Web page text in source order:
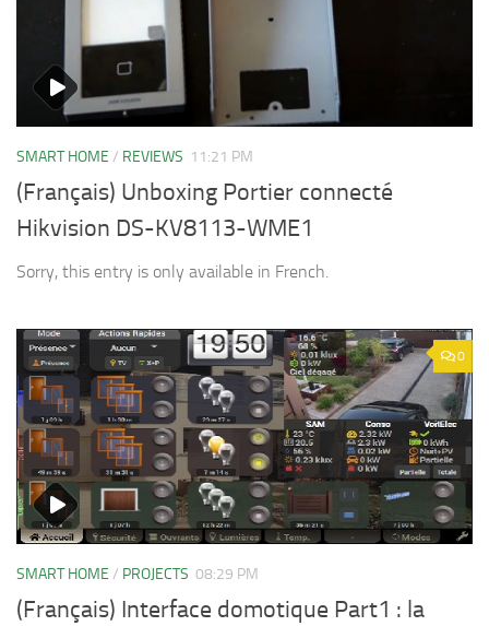
SMART HOME / REVIEWS 11:21 PM
(Français) Unboxing Portier connecté
Hikvision DS-KV8113-WME1
Sorry, this entry is only available in French.
0
SMART HOME / PROJECTS 08:29 PM
(Français) Interface domotique Part1 : la